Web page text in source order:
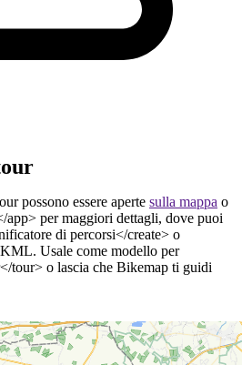
possono essere aperte sulla mappa o
per maggiori dettagli, dove puoi
di percorsi</create> o
Usale come modello per
tour> o lascia che Bikemap ti guidi